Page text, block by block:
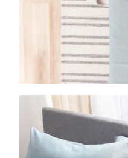
Voir tous les meubles
Bases de lit
Lit ajustables
Tables de chevet